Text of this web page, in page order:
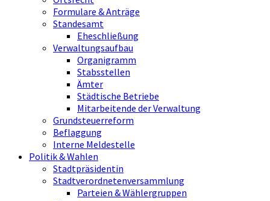
Formulare & Anträge
Standesamt
Eheschließung
Verwaltungsaufbau
Organigramm
Stabsstellen
Ämter
Städtische Betriebe
Mitarbeitende der Verwaltung
Grundsteuerreform
Beflaggung
Interne Meldestelle
Politik & Wahlen
Stadtpräsidentin
Stadtverordnetenversammlung
Parteien & Wählergruppen